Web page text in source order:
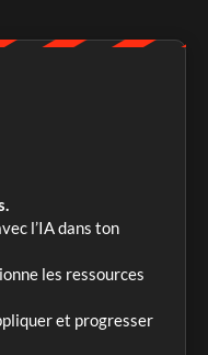
l’IA dans ton
les ressources
et progresser